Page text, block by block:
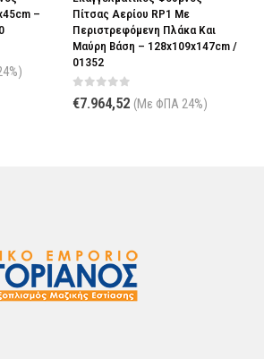
–
Πίτσας Αερίου RP1 Με
Περιστρεφόμενη Πλάκα Και
Μαύρη Βάση – 128x109x147cm /
01352
0out of 5
€7.964,52 (Με ΦΠΑ 24%)